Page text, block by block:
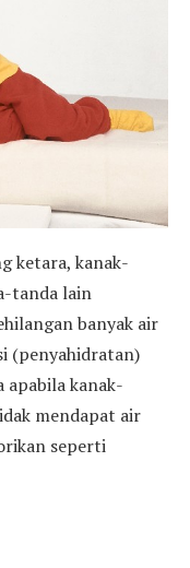
ketara, kanak-
tanda lain
banyak air
(penyahidratan)
apabila kanak-
mendapat air
seperti